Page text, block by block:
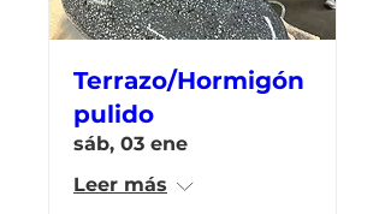
Terrazo/Hormigón
pulido
sáb, 03 ene
Leer más